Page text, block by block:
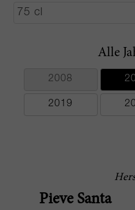
Alle
2008
2019
Pieve Santa